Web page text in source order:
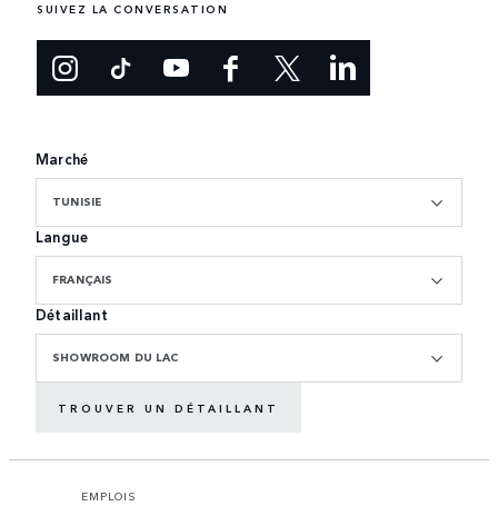
SUIVEZ LA CONVERSATION
Marché
TUNISIE
Langue
FRANÇAIS
Détaillant
SHOWROOM DU LAC
TROUVER UN DÉTAILLANT
EMPLOIS